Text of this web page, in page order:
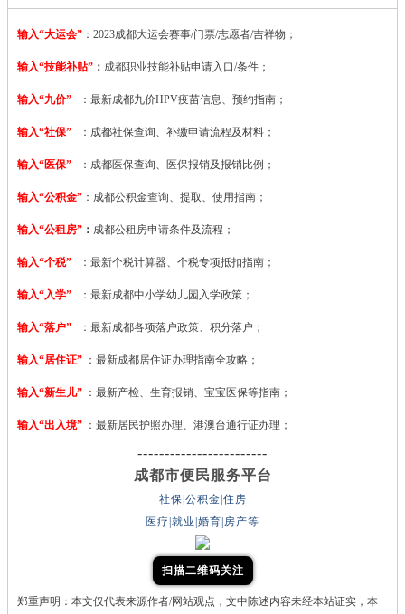
输入“大运会” ：2023成都大运会赛事/门票/志愿者/吉祥物；
输入“技能补贴” ： 成都职业技能补贴申请入口/条件；
输入“九价” ：最新成都九价HPV疫苗信息、预约指南；
输入“社保” ：成都社保查询、补缴申请流程及材料；
输入“医保” ：成都医保查询、医保报销及报销比例；
输入“公积金” ：成都公积金查询、提取、使用指南；
输入“公租房” ： 成都公租房申请条件及流程；
输入“个税” ：最新个税计算器、个税专项抵扣指南；
输入“入学” ：最新成都中小学幼儿园入学政策；
输入“落户” ：最新成都各项落户政策、积分落户；
输入“居住证” ：最新成都居住证办理指南全攻略；
输入“新生儿” ：最新产检、生育报销、宝宝医保等指南；
输入“出入境” ：最新居民护照办理、港澳台通行证办理；
------------------------
成都市便民服务平台
社保|公积金|住房
医疗|就业|婚育|房产等
扫描二维码关注
郑重声明：本文仅代表来源作者/网站观点，文中陈述内容未经本站证实，本